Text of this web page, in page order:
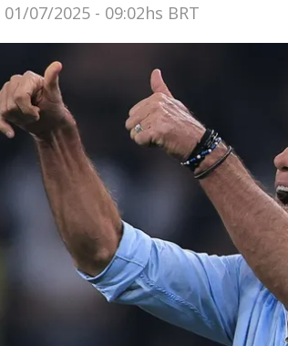
01/07/2025 - 09:02hs BRT